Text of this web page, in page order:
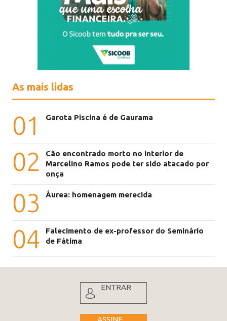
As mais lidas
01 Garota Piscina é de Gaurama
02
Cão encontrado morto no interior de
Marcelino Ramos pode ter sido atacado por
onça
03 Áurea: homenagem merecida
04
Falecimento de ex-professor do Seminário
de Fátima
ENTRAR